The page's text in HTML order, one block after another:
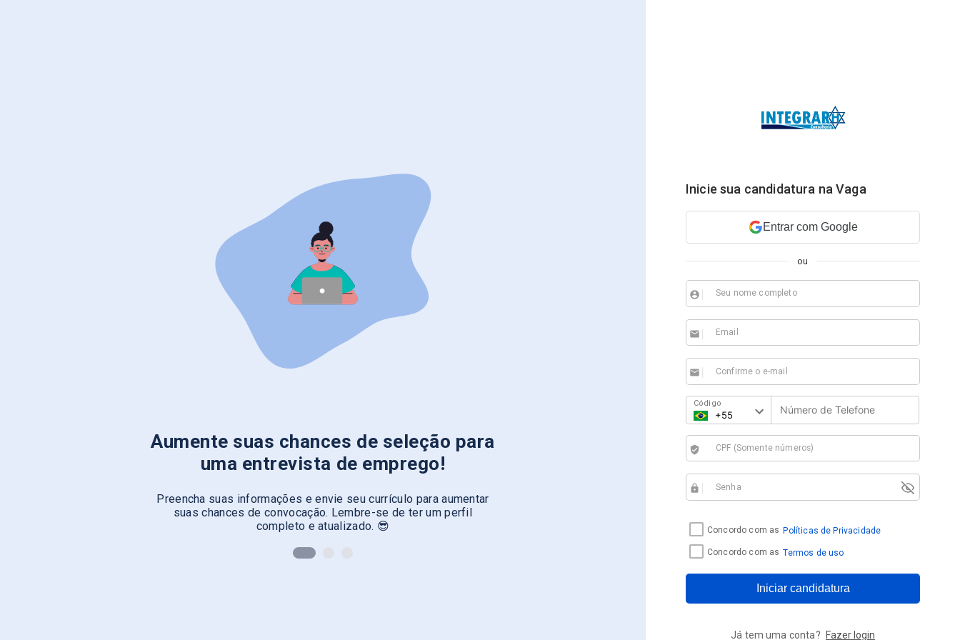
Aumente suas chances de seleção para
uma entrevista de emprego!
Preencha suas informações e envie seu currículo para aumentar
suas chances de convocação. Lembre-se de ter um perfil
completo e atualizado. 😎
Inicie sua candidatura na Vaga
Entrar com Google
ou
Seu nome completo
account_circle
Email
email
Confirme o e-mail
email
Código
CPF (Somente números)
verified_user
Senha
https
Concordo com as Políticas de Privacidade
Concordo com as Termos de uso
Iniciar candidatura
Já tem uma conta? Fazer login